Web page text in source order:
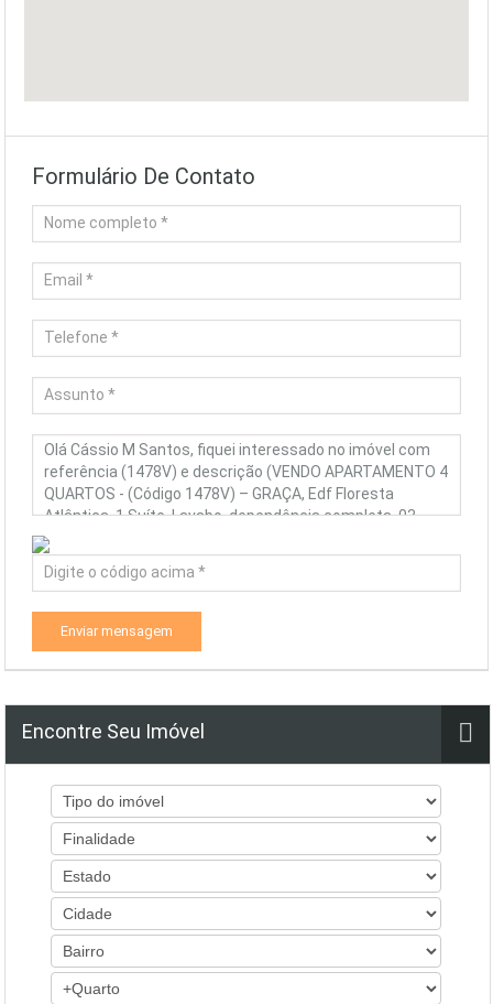
Formulário De Contato
Enviar mensagem
Encontre Seu Imóvel